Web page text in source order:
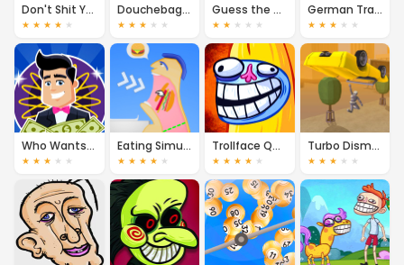
Don't Shit Your Pants
★ ★ ★ ★ ★
Douchebag Workout
★ ★ ★ ★ ★
Guess the Kitty
★ ★ ★ ★ ★
German Tram Simulator
★ ★ ★ ★ ★
Who Wants to Be a Millionaire?
★ ★ ★ ★ ★
Eating Simulator
★ ★ ★ ★ ★
Trollface Quest Internet Memes
★ ★ ★ ★ ★
Turbo Dismount
★ ★ ★ ★ ★